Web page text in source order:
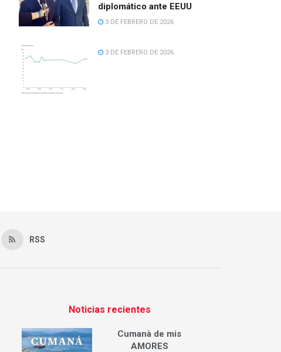
diplomático ante EEUU
3 DE FEBRERO DE 2026
3 DE FEBRERO DE 2026
RSS
Noticias recientes
Cumanà de mis
AMORES